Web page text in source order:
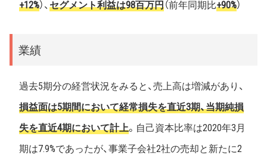
+12%）、セグメント利益は98百万円（前年同期比+90%）
業績
過去5期分の経営状況をみると、売上高は増減があり、
損益面は5期間において経常損失を直近3期、当期純損
失を直近4期において計上。自己資本比率は2020年3月
期は7.9%であったが、事業子会社2社の売却と新たに2